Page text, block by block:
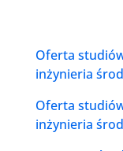
Oferta
inżynieria
Oferta
inżynieria